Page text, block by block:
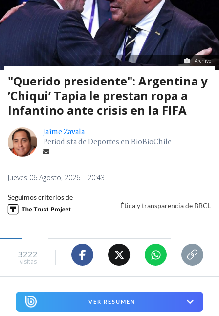
Archivo
"Querido presidente": Argentina y
’Chiqui’ Tapia le prestan ropa a
Infantino ante crisis en la FIFA
Jaime Zavala
Periodista de Deportes en BioBioChile
Jueves 06 Agosto, 2026 | 20:43
Seguimos criterios de
Ética y transparencia de BBCL
3222
visitas
VER RESUMEN